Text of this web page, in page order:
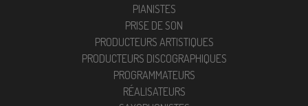
PIANISTES
PRISE DE SON
PRODUCTEURS ARTISTIQUES
PRODUCTEURS DISCOGRAPHIQUES
PROGRAMMATEURS
RÉALISATEURS